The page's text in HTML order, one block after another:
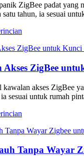
ZigBee padat yang
satu tahun, ia sesuai
ZigBee
akses ZigBee
sesuai untuk rumah
Tanpa Wayar